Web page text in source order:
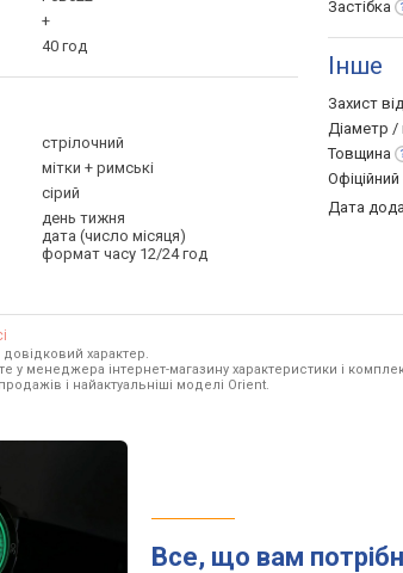
+
40 год
стрілочний
мітки + римські
сірий
день тижня
дата (число місяця)
формат часу 12/24 год
Застібка
Інше
Захист від
Діаметр /
Товщина
Дата
характер.
у менеджера інтернет-магазину характеристики і
і найактуальніші моделі Orient.
Все, що вам